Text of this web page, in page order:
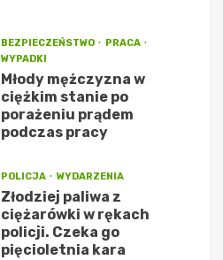
BEZPIECZEŃSTWO
PRACA
WYPADKI
Młody mężczyzna w
ciężkim stanie po
porażeniu prądem
podczas pracy
POLICJA WYDARZENIA
Złodziej paliwa z
ciężarówki w rękach
policji. Czeka go
pięcioletnia kara